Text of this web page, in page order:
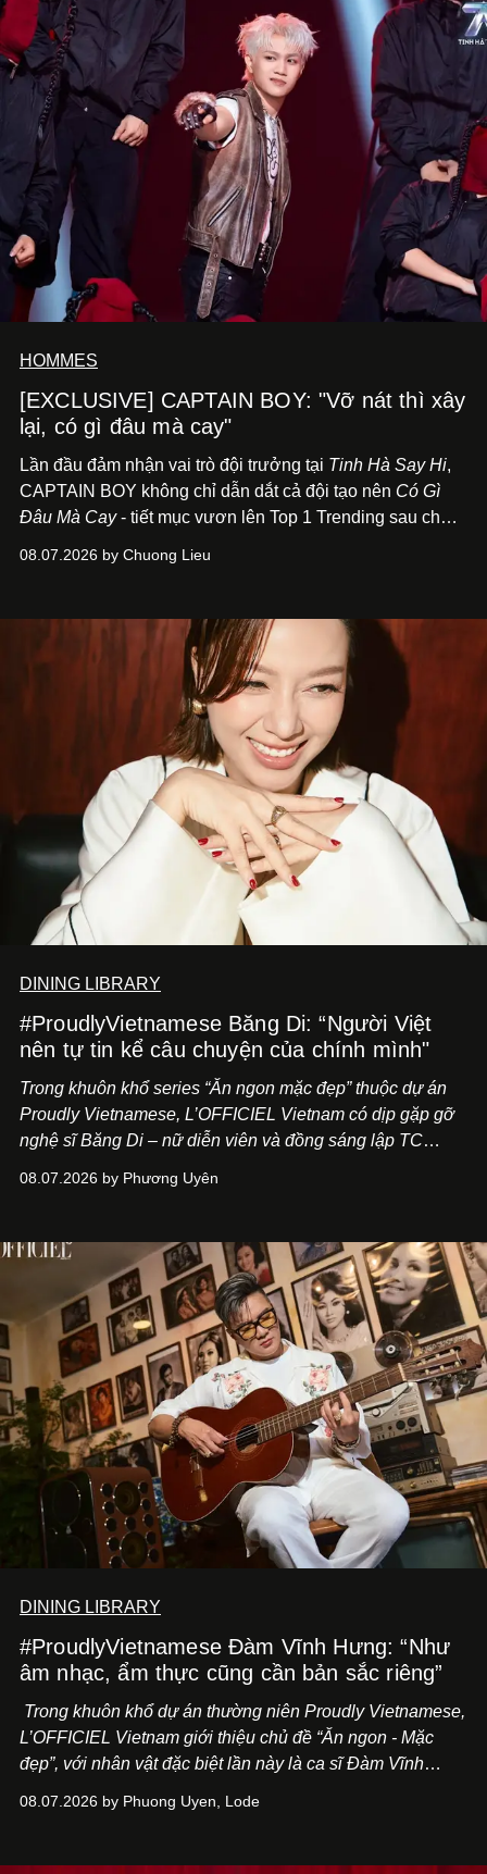
HOMMES
[EXCLUSIVE] CAPTAIN BOY: "Vỡ nát thì xây
lại, có gì đâu mà cay"
Lần đầu đảm nhận vai trò đội trưởng tại Tinh Hà Say Hi,
CAPTAIN BOY không chỉ dẫn dắt cả đội tạo nên Có Gì
Đâu Mà Cay- tiết mục vươn lên Top 1 Trending sau chưa
để lắng nghe, kết nối và tin tưởng đồng đội. Với nam
trình trở thành một producer thực thụ.
08.07.2026 by Chuong Lieu
DINING LIBRARY
#ProudlyVietnamese Băng Di: “Người Việt
nên tự tin kể câu chuyện của chính mình"
Trong khuôn khổ series “Ăn ngon mặc đẹp” thuộc dự án
Proudly Vietnamese, L’OFFICIEL Vietnam có dịp gặp gỡ
nghệ sĩ Băng Di – nữ diễn viên và đồng sáng lập TC
Kitchen Bar và SALEM tại TP.HCM.
08.07.2026 by Phương Uyên
DINING LIBRARY
#ProudlyVietnamese Đàm Vĩnh Hưng: “Như
âm nhạc, ẩm thực cũng cần bản sắc riêng”
Trong khuôn khổ dự án thường niên Proudly Vietnamese,
L’OFFICIEL Vietnam giới thiệu chủ đề “Ăn ngon - Mặc
đẹp”, với nhân vật đặc biệt lần này là ca sĩ Đàm Vĩnh
Cà Phê Cà Pháo mang dấu ấn Indochine hoài niệm, thu
08.07.2026 by Phuong Uyen, Lode